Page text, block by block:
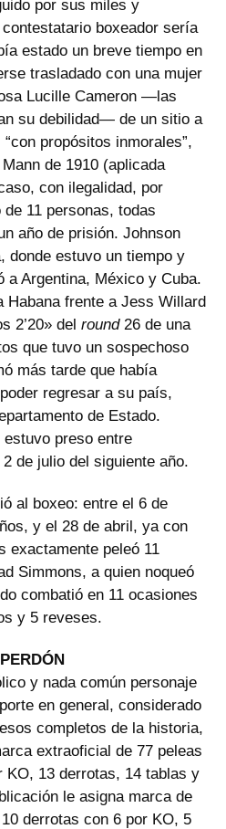
por sus miles y
boxeador sería
estado un breve tiempo en
trasladado con una mujer
Lucille Cameron —las
su debilidad— de un sitio a
propósitos inmorales”,
de 1910 (aplicada
con ilegalidad, por
11 personas, todas
año de prisión. Johnson
donde estuvo un tiempo y
a Argentina, México y Cuba.
Habana frente a Jess Willard
2’20» del round26 de una
que tuvo un sospechoso
más tarde que había
regresar a su país,
de Estado.
preso entre
de julio del siguiente año.
al boxeo: entre el 6 de
y el 28 de abril, ya con
exactamente peleó 11
Simmons, a quien noqueó
combatió en 11 ocasiones
y 5 reveses.
y nada común personaje
en general, considerado
completos de la historia,
extraoficial de 77 peleas
KO, 13 derrotas, 14 tablas y
le asigna marca de
derrotas con 6 por KO, 5